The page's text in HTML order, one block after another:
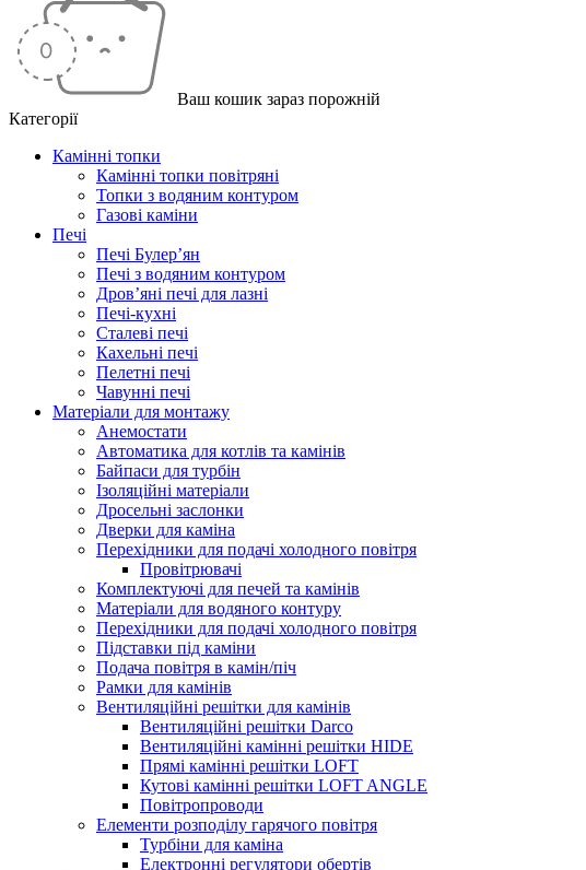
Ваш кошик зараз порожній
Категорії
Камінні топки
Камінні топки повітряні
Топки з водяним контуром
Газові каміни
Печі
Печі Булер’ян
Печі з водяним контуром
Дров’яні печі для лазні
Печі-кухні
Сталеві печі
Кахельні печі
Пелетні печі
Чавунні печі
Матеріали для монтажу
Анемостати
Автоматика для котлів та камінів
Байпаси для турбін
Ізоляційні матеріали
Дросельні заслонки
Дверки для каміна
Перехідники для подачі холодного повітря
Провітрювачі
Комплектуючі для печей та камінів
Матеріали для водяного контуру
Перехідники для подачі холодного повітря
Підставки під каміни
Подача повітря в камін/піч
Рамки для камінів
Вентиляційні решітки для камінів
Вентиляційні решітки Darco
Вентиляційні камінні решітки HIDE
Прямі камінні решітки LOFT
Кутові камінні решітки LOFT ANGLE
Повітропроводи
Елементи розподілу гарячого повітря
Турбіни для каміна
Електронні регулятори обертів